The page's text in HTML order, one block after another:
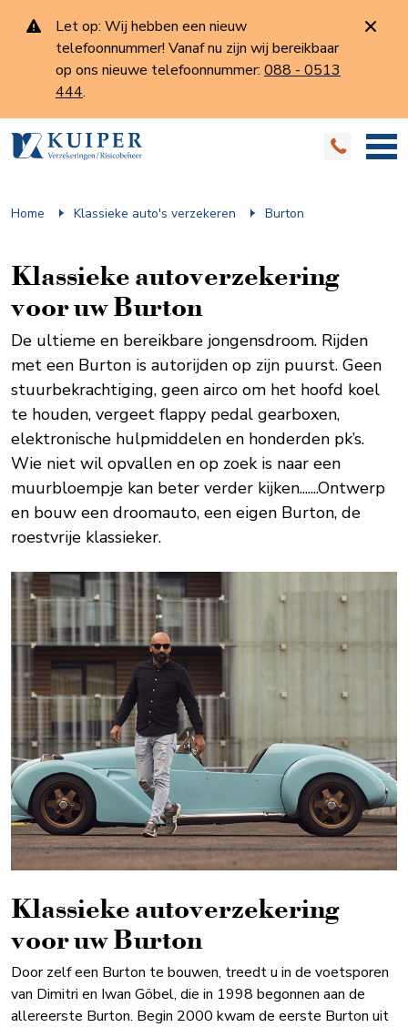
Let op: Wij hebben een nieuw
telefoonnummer! Vanaf nu zijn wij bereikbaar
op ons nieuwe telefoonnummer: 088 - 0513
444.
Home Klassieke auto's verzekeren Burton
Klassieke auto­verzekering
voor uw Burton
De ultieme en bereikbare jongensdroom. Rijden
met een Burton is autorijden op zijn puurst. Geen
stuurbekrachtiging, geen airco om het hoofd koel
te houden, vergeet flappy pedal gearboxen,
elektronische hulpmiddelen en honderden pk’s.
Wie niet wil opvallen en op zoek is naar een
muurbloempje kan beter verder kijken.......Ontwerp
en bouw een droomauto, een eigen Burton, de
roestvrije klassieker.
Klassieke auto­verzekering
voor uw Burton
Door zelf een Burton te bouwen, treedt u in de voetsporen
van Dimitri en Iwan Göbel, die in 1998 begonnen aan de
allereerste Burton. Begin 2000 kwam de eerste Burton uit